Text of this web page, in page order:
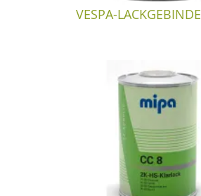
VESPA-LACKGEBINDE